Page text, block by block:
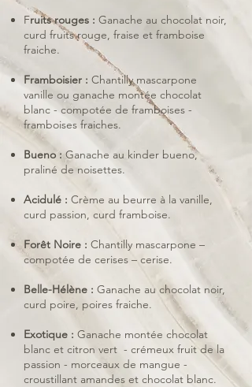
Fruits rouges : Ganache au chocolat noir,
curd fruits rouge, fraise et framboise
fraiche.
Framboisier : Chantilly mascarpone
vanille ou ganache montée chocolat
blanc - compotée de framboises -
framboises fraiches.
Bueno :Ganache au kinder bueno,
praliné de noisettes.
Acidulé : Crème au beurre à la vanille,
curd passion, curd framboise.
Forêt Noire : Chantilly mascarpone –
compotée de cerises – cerise.
Belle-Hélène : Ganache au chocolat noir,
curd poire, poires fraiche.
Exotique : Ganache montée chocolat
blanc et citron vert - crémeux fruit de la
passion - morceaux de mangue -
croustillant amandes et chocolat blanc.